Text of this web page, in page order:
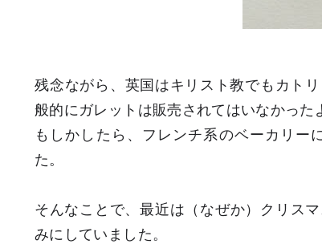
残念ながら、英国はキリスト教でもカト
般的にガレットは販売されてはいなかった
もしかしたら、フレンチ系のベーカリー
た。
そんなことで、最近は（なぜか）クリス
みにしていました。